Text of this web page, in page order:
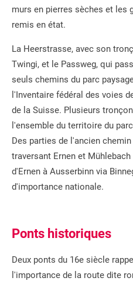
murs en pierres sèches et les
remis en état.
La Heerstrasse, avec son
Twingi, et le Passweg, qui
seuls chemins du parc
l'Inventaire fédéral des voies
de la Suisse. Plusieurs
l'ensemble du territoire du
Des parties de l'ancien
traversant Ernen et
d'Ernen à Ausserbinn via
d'importance nationale.
Ponts historiques
Deux ponts du 16e siècle
l'importance de la route dite